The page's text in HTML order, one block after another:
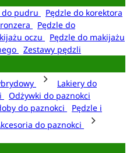
do pudru
Pędzle do korektora
Pędzle do
oczu
Pędzle do makijażu
Zestawy pędzli
Lakiery do
Odżywki do paznokci
do paznokci
Pędzle i
do paznokci